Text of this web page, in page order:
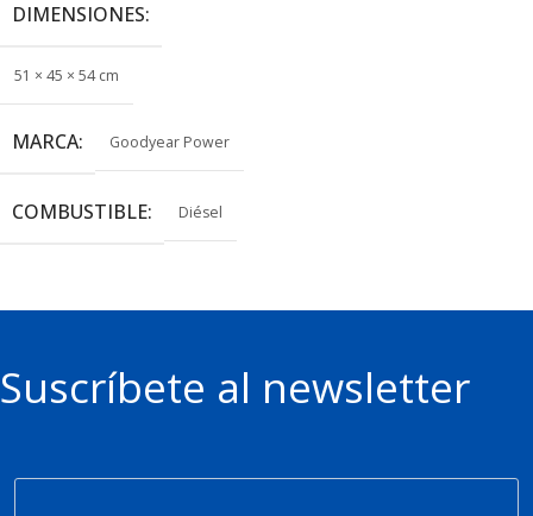
DIMENSIONES
51 × 45 × 54 cm
MARCA Goodyear Power
COMBUSTIBLE Diésel
Suscríbete al newsletter